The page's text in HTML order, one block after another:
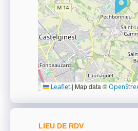
Leaflet| Map data ©
LIEU DE RDV